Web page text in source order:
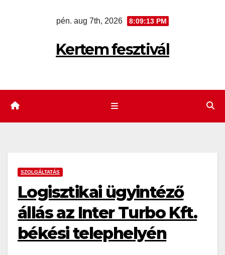
pén. aug 7th, 2026 8:09:14 PM
Kertem fesztivál
SZOLGÁLTATÁS
Logisztikai ügyintéző
állás az Inter Turbo Kft.
békési telephelyén